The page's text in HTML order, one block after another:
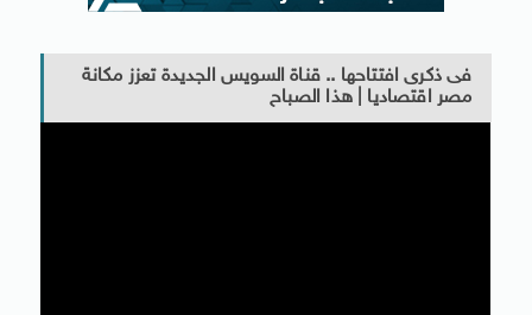
فى ذكرى افتتاحها .. قناة السويس الجديدة تعزز مكانة
مصر اقتصاديا | هذا الصباح